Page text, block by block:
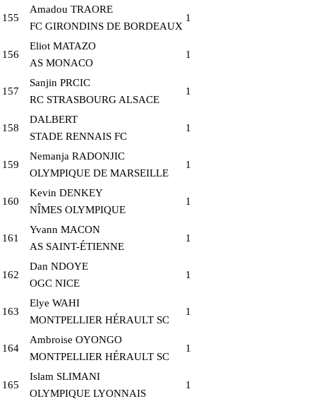
155
Amadou TRAORE
FC GIRONDINS DE BORDEAUX
1
156
Eliot MATAZO
AS MONACO
1
157
Sanjin PRCIC
RC STRASBOURG ALSACE
1
158
DALBERT
STADE RENNAIS FC
1
159
Nemanja RADONJIC
OLYMPIQUE DE MARSEILLE
1
160
Kevin DENKEY
NÎMES OLYMPIQUE
1
161
Yvann MACON
AS SAINT-ÉTIENNE
1
162
Dan NDOYE
OGC NICE
1
163
Elye WAHI
MONTPELLIER HÉRAULT SC
1
164
Ambroise OYONGO
MONTPELLIER HÉRAULT SC
1
165
Islam SLIMANI
OLYMPIQUE LYONNAIS
1